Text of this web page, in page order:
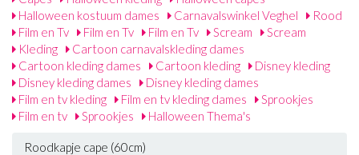
Halloween kostuum dames
Carnavalswinkel Veghel
Rood
Film en Tv
Film en Tv Film en Tv Scream
Scream
Kleding
Cartoon carnavalskleding dames
Cartoon kleding dames
Cartoon kleding
Disney kleding
Disney kleding dames
Disney kleding dames
Film en tv kleding
Film en tv kleding dames
Sprookjes
Film en tv
Sprookjes Halloween Thema's
Roodkapje cape (60cm)